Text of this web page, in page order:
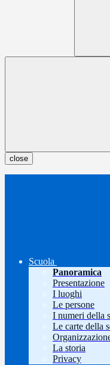
close
Scuola
Panoramica
Presentazione
I luoghi
Le persone
I numeri della
Le carte della
La storia
Privacy